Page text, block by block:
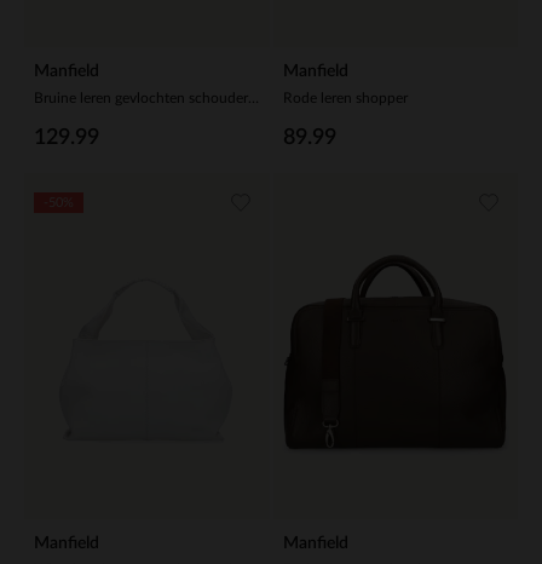
Manfield
129.99
Manfield
Rode leren shopper
89.99
Manfield Manfield